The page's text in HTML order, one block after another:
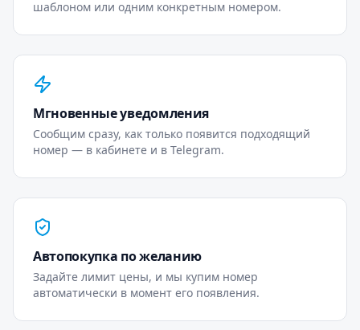
шаблоном или одним конкретным номером.
Мгновенные уведомления
Сообщим сразу, как только появится подходящий
номер — в кабинете и в Telegram.
Автопокупка по желанию
Задайте лимит цены, и мы купим номер
автоматически в момент его появления.